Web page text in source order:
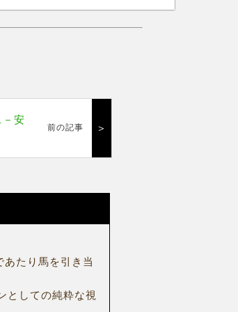
安
前の記事 ＞
あたり馬を引き当
としての純粋な視